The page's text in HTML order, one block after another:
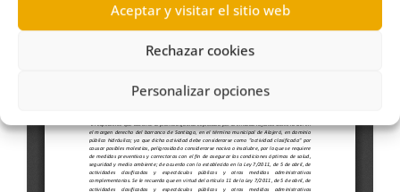
Aceptar y visitar el sitio web
Rechazar cookies
Personalizar opciones